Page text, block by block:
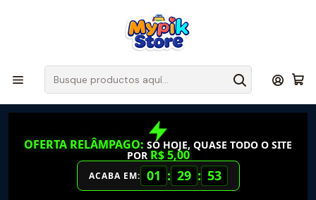
OFERTA RELÂMPAGO: SÓ HOJE, QUASE TODO O SITE
POR R$ 5,00
ACABA EM: 01 : 29 : 52